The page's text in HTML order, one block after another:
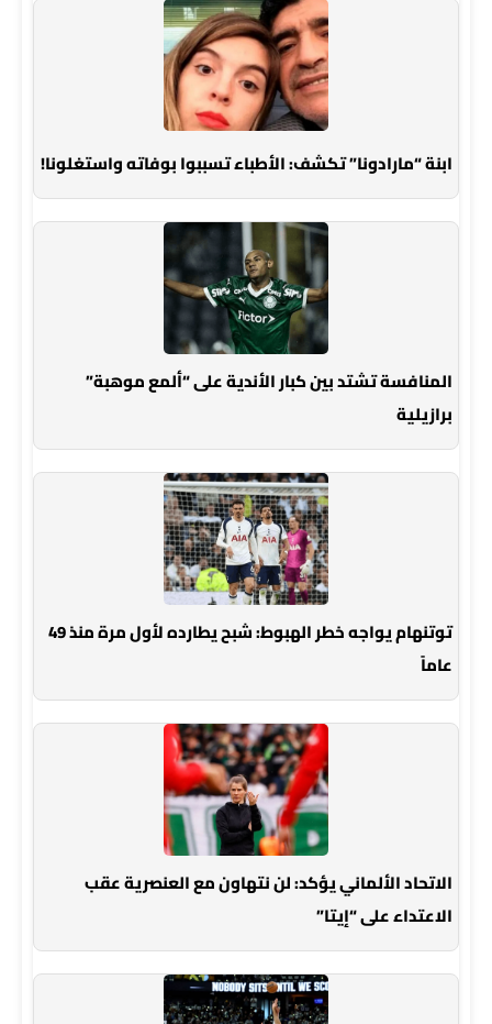
ابنة “مارادونا” تكشف: الأطباء تسببوا بوفاته واستغلونا!
المنافسة تشتد بين كبار الأندية على “ألمع موهبة”
برازيلية
توتنهام يواجه خطر الهبوط: شبح يطارده لأول مرة منذ 49
عاماً
الاتحاد الألماني يؤكد: لن نتهاون مع العنصرية عقب
الاعتداء على “إيتا”